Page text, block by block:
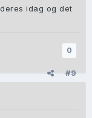
idag og det
0
#9